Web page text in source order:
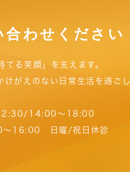
合わせください
てる笑顔」を支えます。
けがえのない日常生活を過ごし
14:00～18:00
～16:00
日曜/祝日休診